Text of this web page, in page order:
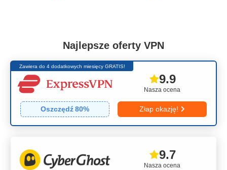
Najlepsze oferty VPN
Zawiera do 4 dodatkowych miesięcy GRATIS!
Nasza ocena
9.9
Oszczędź80% Złap okazję!
Nasza ocena
9.7